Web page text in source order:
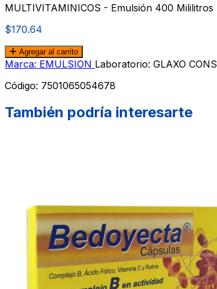
MULTIVITAMINICOS - Emulsión 400 Mililitros
$170.64
Agregar al carrito
Marca: EMULSION Laboratorio: GLAXO CONS
Código: 7501065054678
También podría interesarte